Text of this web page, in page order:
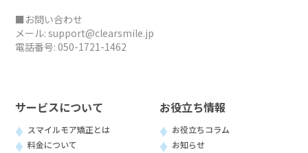
■お問い合わせ
メール: support@clearsmile.jp
電話番号: 050-1721-1462
サービスについて
スマイルモア矯正とは
料金について
お役立ち情報
お役立ちコラム
お知らせ